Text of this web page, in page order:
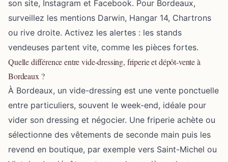
son site, Instagram et Facebook. Pour Bordeaux,
surveillez les mentions Darwin, Hangar 14, Chartrons
ou rive droite. Activez les alertes : les stands
vendeuses partent vite, comme les pièces fortes.
Quelle différence entre vide-dressing, friperie et dépôt-vente à
Bordeaux ?
À Bordeaux, un vide-dressing est une vente ponctuelle
entre particuliers, souvent le week-end, idéale pour
vider son dressing et négocier. Une friperie achète ou
sélectionne des vêtements de seconde main puis les
revend en boutique, par exemple vers Saint-Michel ou